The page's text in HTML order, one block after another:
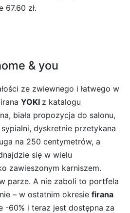
67.60 zł.
& you
ze zwiewnego i łatwego w
YOKI z katalogu
biała propozycja do salonu,
dyskretnie przetykana
na 250 centymetrów, a
się w wielu
zawieszonym karniszem.
parze. A nie zaboli to portfela
– w ostatnim okresie firana
-60% i teraz jest dostępna za